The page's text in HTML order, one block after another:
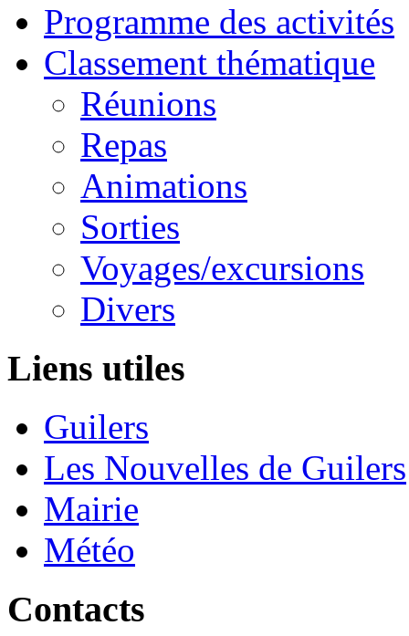
Programme des activités
Classement thématique
Réunions
Repas
Animations
Sorties
Voyages/excursions
Divers
Liens utiles
Guilers
Les Nouvelles de Guilers
Mairie
Météo
Contacts